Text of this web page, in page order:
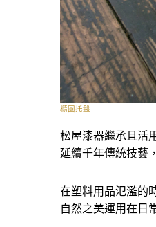
橢圓托盤
松屋漆器繼承且活
延續千年傳統技藝
在塑料用品氾濫的
自然之美運用在日